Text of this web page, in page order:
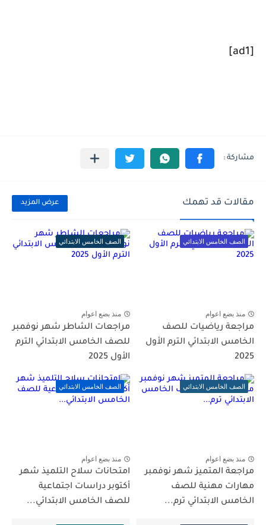
[ad1]
مقالات قد تهمك عرض المزيد
الصف الخامس الابتدائي
منذ بضع اعوام
مراجعة رياضيات للصف
الخامس الابتدائي الترم الأول
2025
الصف الخامس الابتدائي
منذ بضع اعوام
مراجعات الشاطر شهر نوفمبر
للصف الخامس الابتدائي الترم
الأول 2025
الصف الخامس الابتدائي
منذ بضع اعوام
مراجعة المتميز شهر نوفمبر
مهارات مهنية للصف
الخامس الابتدائي ترم...
الصف الخامس الابتدائي
منذ بضع اعوام
امتحانات سلاح التلميذ شهر
أكتوبر دراسات اجتماعية
للصف الخامس الابتدائي...